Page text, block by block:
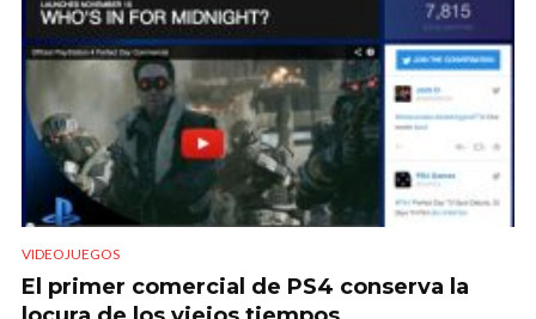
VIDEOJUEGOS
El primer comercial de PS4 conserva la